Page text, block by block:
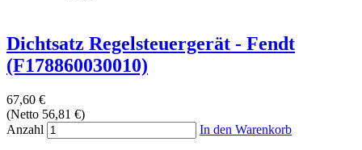
Dichtsatz Regelsteuergerät - Fendt
(F178860030010)
67,60 €
(Netto 56,81 €)
Anzahl
In den Warenkorb